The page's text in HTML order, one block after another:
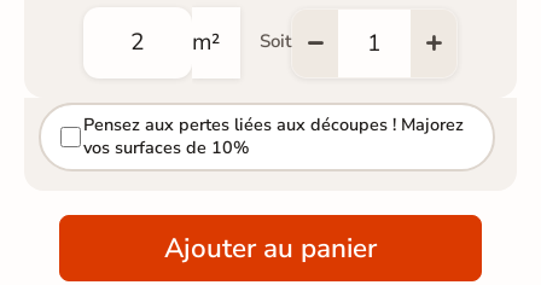
m² Soit
Pensez aux pertes liées aux découpes ! Majorez
vos surfaces de 10%
Ajouter au panier